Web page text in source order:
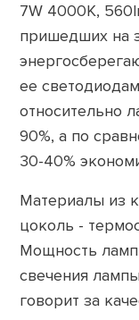
7W 4000K,
пришедших на
ее
относительно
90%, а по
30-40%
Материалы из
цоколь -
Мощность
свечения
говорит за